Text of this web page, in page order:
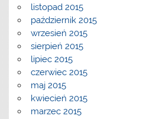
listopad 2015
październik 2015
wrzesień 2015
sierpień 2015
lipiec 2015
czerwiec 2015
maj 2015
kwiecień 2015
marzec 2015